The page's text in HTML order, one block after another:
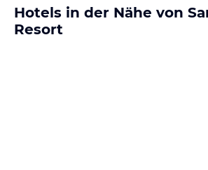
Hotels in der Nähe von
Resort